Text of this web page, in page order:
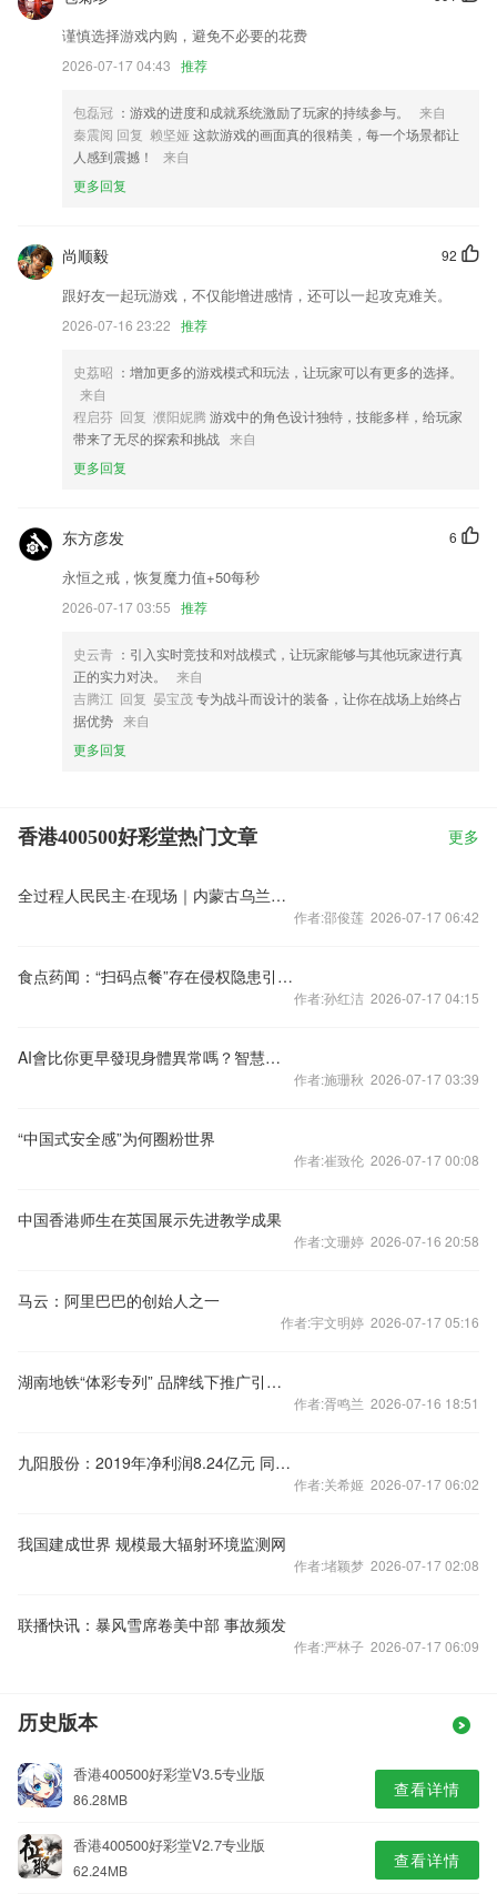
员工页面逻辑完善
优化短信服务
更新聊天室功能
文章详情页分享功能优化。
联系我们
优化修改。
谨慎选择游戏内购，避免不必要的花费
2026-07-17 04:43 推荐
包磊冠 ：游戏的进度和成就系统激励了玩家的持续参与。
来自
秦震阅 回复 赖坚娅 这款游戏的画面真的很精美，每一个场景都让
人感到震撼！
来自
更多回复
92
尚顺毅
跟好友一起玩游戏，不仅能增进感情，还可以一起攻克难关。
2026-07-16 23:22 推荐
史荔昭 ：增加更多的游戏模式和玩法，让玩家可以有更多的选择。
来自
程启芬 回复 濮阳妮腾 游戏中的角色设计独特，技能多样，给玩家
带来了无尽的探索和挑战 来自
更多回复
6
东方彦发
永恒之戒，恢复魔力值+50每秒
2026-07-17 03:55 推荐
史云青 ：引入实时竞技和对战模式，让玩家能够与其他玩家进行真
正的实力对决。
来自
吉腾江 回复 晏宝茂专为战斗而设计的装备，让你在战场上始终占
据优势 来自
更多回复
香港400500好彩堂热门文章 更多
全过程人民民主·在现场｜内蒙古乌兰察布市察哈尔社区：众人来协商 难事不难办
作者:邵俊莲 2026-07-17 06:42
食点药闻：“扫码点餐”存在侵权隐患引热议
作者:孙红洁 2026-07-17 04:15
AI會比你更早發現身體異常嗎？智慧健康與AI照護的未來
作者:施珊秋 2026-07-17 03:39
“中国式安全感”为何圈粉世界
作者:崔致伦 2026-07-17 00:08
中国香港师生在英国展示先进教学成果
作者:文珊婷 2026-07-16 20:58
马云：阿里巴巴的创始人之一
作者:宇文明婷 2026-07-17 05:16
湖南地铁“体彩专列” 品牌线下推广引关注
作者:胥鸣兰 2026-07-16 18:51
九阳股份：2019年净利润8.24亿元 同比增长9.22%
作者:关希姬 2026-07-17 06:02
我国建成世界 规模最大辐射环境监测网
作者:堵颖梦 2026-07-17 02:08
联播快讯：暴风雪席卷美中部 事故频发
作者:严林子 2026-07-17 06:09
历史版本
香港400500好彩堂V3.5专业版
86.28MB 查看详情
香港400500好彩堂V2.7专业版
62.24MB 查看详情